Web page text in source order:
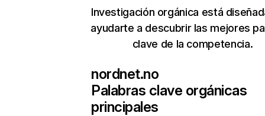
Investigación orgánica está
ayudarte a descubrir las mejores
clave de la competencia.
nordnet.no
Palabras clave orgánicas
principales